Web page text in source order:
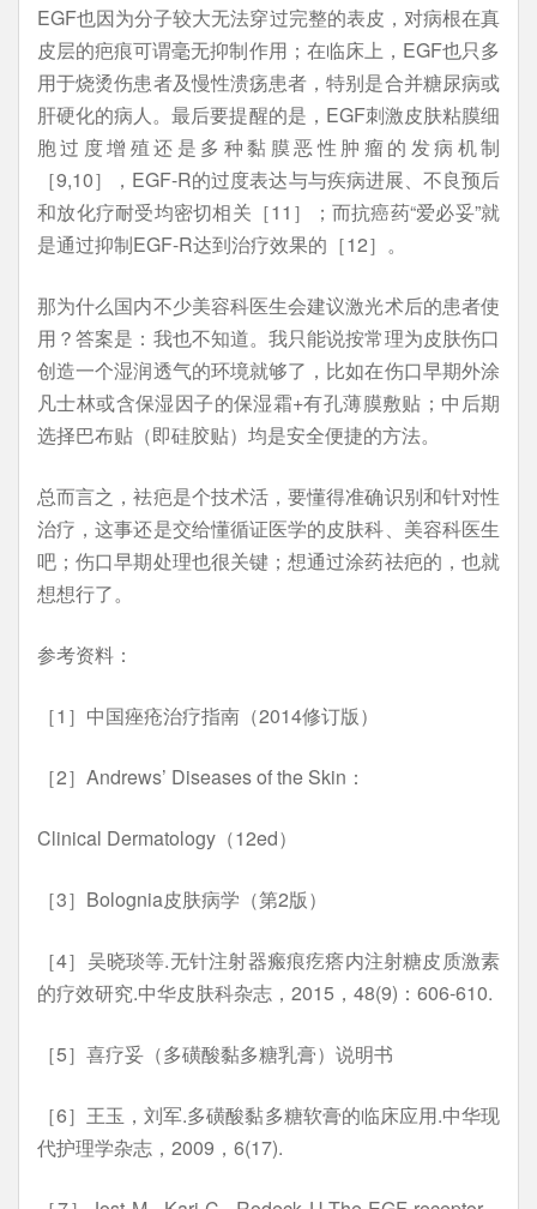
EGF也因为分子较大无法穿过完整的表皮，对病根在真
皮层的疤痕可谓毫无抑制作用；在临床上，EGF也只多
用于烧烫伤患者及慢性溃疡患者，特别是合并糖尿病或
肝硬化的病人。最后要提醒的是，EGF刺激皮肤粘膜细
胞过度增殖还是多种黏膜恶性肿瘤的发病机制
［9,10］，EGF-R的过度表达与与疾病进展、不良预后
和放化疗耐受均密切相关［11］；而抗癌药“爱必妥”就
是通过抑制EGF-R达到治疗效果的［12］。
那为什么国内不少美容科医生会建议激光术后的患者使
用？答案是：我也不知道。我只能说按常理为皮肤伤口
创造一个湿润透气的环境就够了，比如在伤口早期外涂
凡士林或含保湿因子的保湿霜+有孔薄膜敷贴；中后期
选择巴布贴（即硅胶贴）均是安全便捷的方法。
总而言之，袪疤是个技术活，要懂得准确识别和针对性
治疗，这事还是交给懂循证医学的皮肤科、美容科医生
吧；伤口早期处理也很关键；想通过涂药祛疤的，也就
想想行了。
参考资料：
［1］中国痤疮治疗指南（2014修订版）
［2］Andrews’ Diseases of the Skin：
Clinical Dermatology（12ed）
［3］Bolognia皮肤病学（第2版）
［4］吴晓琰等.无针注射器瘢痕疙瘩内注射糖皮质激素
的疗效研究.中华皮肤科杂志，2015，48(9)：606-610.
［5］喜疗妥（多磺酸黏多糖乳膏）说明书
［6］王玉，刘军.多磺酸黏多糖软膏的临床应用.中华现
代护理学杂志，2009，6(17).